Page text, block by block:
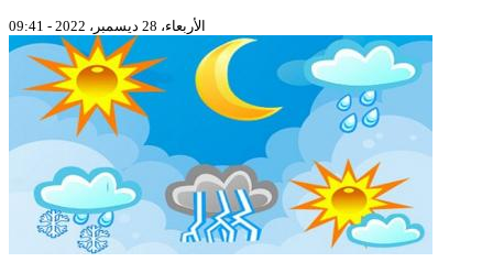
الأربعاء، 28 ديسمبر، 2022 - 09:41